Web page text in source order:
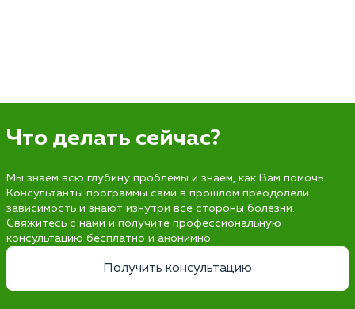
Что делать сейчас?
Мы знаем всю глубину проблемы и знаем, как Вам помочь.
Консультанты программы сами в прошлом преодолели
зависимость и знают изнутри все стороны болезни.
Свяжитесь с нами и получите профессиональную
консультацию бесплатно и анонимно.
Получить консультацию